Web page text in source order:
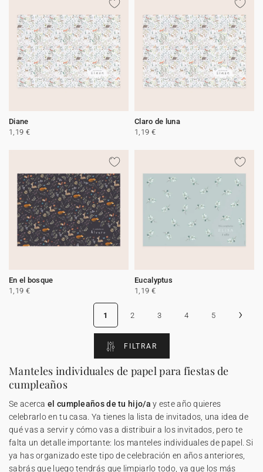
Diane
1,19 €
Claro de luna
1,19 €
En el bosque
1,19 €
Eucalyptus
1,19 €
1 2 3 4 5 ›
FILTRAR
Manteles individuales de papel para fiestas de
cumpleaños
Se acerca el cumpleaños de tu hijo/a y este año quieres
celebrarlo en tu casa. Ya tienes la lista de invitados, una idea de
qué vas a servir y cómo vas a distribuir a los invitados, pero te
falta un detalle importante: los manteles individuales de papel. Si
ya has organizado este tipo de celebración en años anteriores,
sabrás que luego tendrás que limpiarlo todo, ya que los más